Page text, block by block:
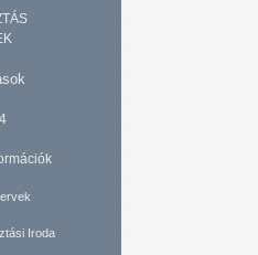
Iroda